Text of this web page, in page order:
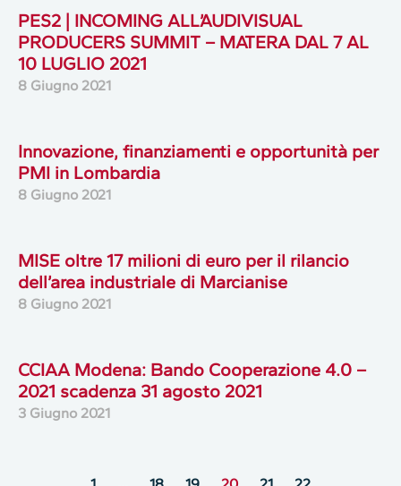
PES2 | INCOMING ALL’AUDIVISUAL
PRODUCERS SUMMIT – MATERA DAL 7 AL
10 LUGLIO 2021
8 Giugno 2021
Innovazione, finanziamenti e opportunità per
PMI in Lombardia
8 Giugno 2021
MISE oltre 17 milioni di euro per il rilancio
dell’area industriale di Marcianise
8 Giugno 2021
CCIAA Modena: Bando Cooperazione 4.0 –
2021 scadenza 31 agosto 2021
3 Giugno 2021